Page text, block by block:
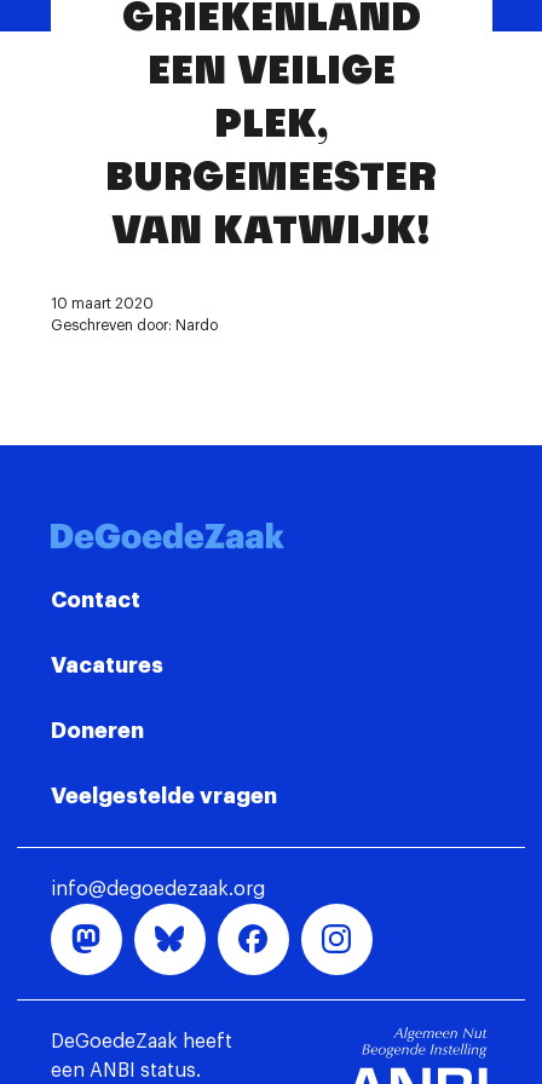
ContactGRIEKENLAND
EEN VEILIGE
PLEK,
BURGEMEESTER
VAN KATWIJK!
10 maart 2020
Geschreven door: Nardo
Contact
Vacatures
Doneren
Veelgestelde vragen
info@degoedezaak.org
DeGoedeZaak heeft
een ANBI status.